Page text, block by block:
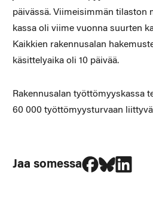
päivässä. Viimeisimmän tilaston
kassa oli viime vuonna suurten
Kaikkien rakennusalan
käsittelyaika oli 10 päivää.
Rakennusalan työttömyyskassa
60 000 työttömyysturvaan
Jaa somessa
Jaa Facebookissa
Jaa Jaa